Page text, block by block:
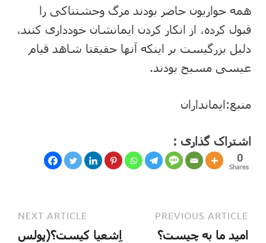
همه حواریون حاضر بودند مرگ وحشتناکی را
قبول کرده، از انکار کردن ایمانشان خودداری کنند،
دلیل بزرگیست بر اینکه آنها حقیقتا شاهد قیام
عیسی مسیح بودند.
منبع:ایمانداران
اشتراک گذاری :
0
Shares
PREVIOUS ARTICLE
امید ما به چیست؟
NEXT ARTICLE
اِشعیا کیست؟(پولس